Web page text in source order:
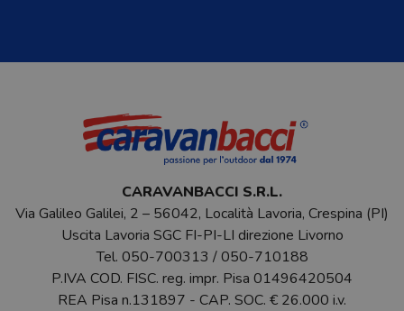
CARAVANBACCI S.R.L.
Via Galileo Galilei, 2 – 56042, Località Lavoria, Crespina (PI)
Uscita Lavoria SGC FI-PI-LI direzione Livorno
Tel. 050-700313 /050-710188
P.IVA COD. FISC. reg. impr. Pisa 01496420504
REA Pisa n.131897 - CAP. SOC. € 26.000 i.v.